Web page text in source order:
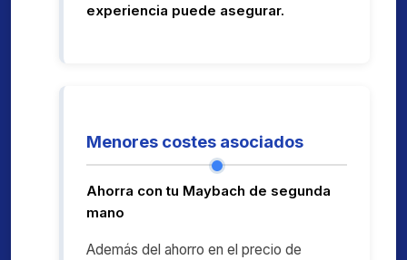
experiencia puede asegurar.
Menores costes asociados
Ahorra con tu Maybach de segunda
mano
Además del ahorro en el precio de